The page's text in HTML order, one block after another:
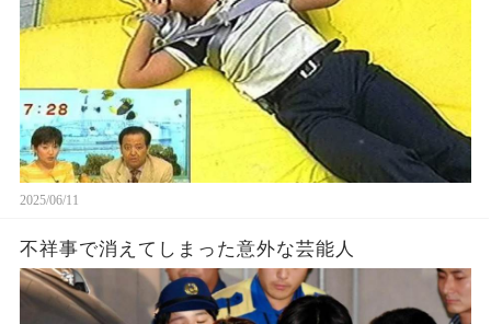
2025/06/11
不祥事で消えてしまった意外な芸能人